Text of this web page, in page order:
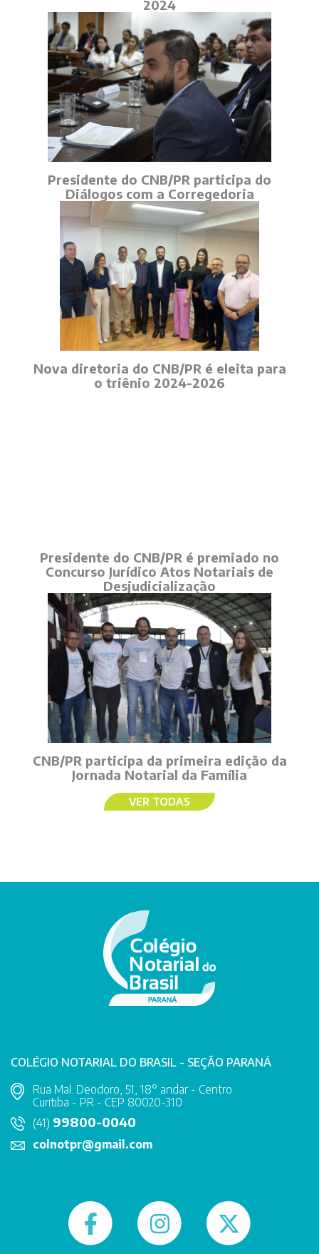
2024
Presidente do CNB/PR participa do
Diálogos com a Corregedoria
Nova diretoria do CNB/PR é eleita para
o triênio 2024-2026
Presidente do CNB/PR é premiado no
Concurso Jurídico Atos Notariais de
Desjudicialização
CNB/PR participa da primeira edição da
Jornada Notarial da Família
VER TODAS
COLÉGIO NOTARIAL DO BRASIL - SEÇÃO PARANÁ
Rua Mal. Deodoro, 51, 18° andar - Centro
Curitiba - PR - CEP 80020-310
(41) 99800-0040
colnotpr@gmail.com